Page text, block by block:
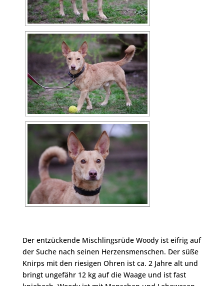
Der entzückende Mischlingsrüde Woody ist eifrig auf
der Suche nach seinen Herzensmenschen. Der süße
Knirps mit den riesigen Ohren ist ca. 2 Jahre alt und
bringt ungefähr 12 kg auf die Waage und ist fast